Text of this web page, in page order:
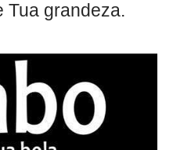
Tua grandeza.